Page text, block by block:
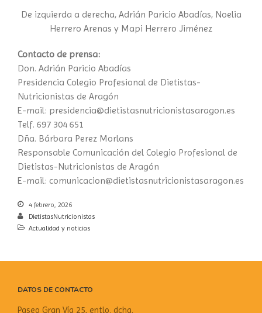
De izquierda a derecha, Adrián Paricio Abadías, Noelia
Herrero Arenas y Mapi Herrero Jiménez
Contacto de prensa:
Don. Adrián Paricio Abadías
Presidencia Colegio Profesional de Dietistas-
Nutricionistas de Aragón
E-mail: presidencia@dietistasnutricionistasaragon.es
Telf. 697 304 651
Dña. Bárbara Perez Morlans
Responsable Comunicación del Colegio Profesional de
Dietistas-Nutricionistas de Aragón
E-mail: comunicacion@dietistasnutricionistasaragon.es
4 febrero, 2026
DietistasNutricionistas
Actualidad y noticias
DATOS DE CONTACTO
Paseo Gran Vía 25, entlo. dcha.